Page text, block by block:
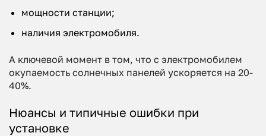
мощности станции;
наличия электромобиля.
А ключевой момент в том, что с электромобилем
окупаемость солнечных панелей ускоряется на 20-
40%.
Нюансы и типичные ошибки при
установке